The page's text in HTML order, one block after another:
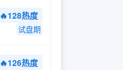
🔥128热度
试盘期
🔥126热度